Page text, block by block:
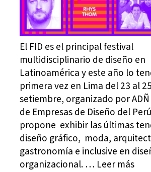
El FID es el principal festival
multidisciplinario de diseño en
Latinoamérica y este año lo
primera vez en Lima del 23 al
setiembre, organizado por
de Empresas de Diseño del
propone exhibir las últimas
diseño gráfico, moda,
gastronomía e inclusive en
organizacional. … Leer más